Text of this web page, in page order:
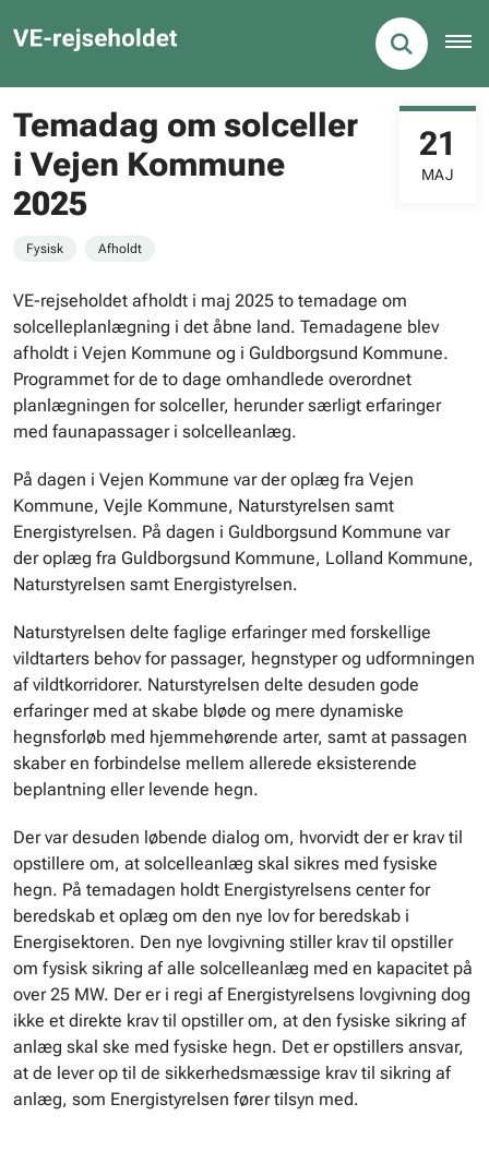
Temadag om solceller
i Vejen Kommune
2025
21
MAJ
Fysisk Afholdt
VE-rejseholdet afholdt i maj 2025 to temadage om
solcelleplanlægning i det åbne land. Temadagene blev
afholdt i Vejen Kommune og i Guldborgsund Kommune.
Programmet for de to dage omhandlede overordnet
planlægningen for solceller, herunder særligt erfaringer
med faunapassager i solcelleanlæg.
På dagen i Vejen Kommune var der oplæg fra Vejen
Kommune, Vejle Kommune, Naturstyrelsen samt
Energistyrelsen. På dagen i Guldborgsund Kommune var
der oplæg fra Guldborgsund Kommune, Lolland Kommune,
Naturstyrelsen samt Energistyrelsen.
Naturstyrelsen delte faglige erfaringer med forskellige
vildtarters behov for passager, hegnstyper og udformningen
af vildtkorridorer. Naturstyrelsen delte desuden gode
erfaringer med at skabe bløde og mere dynamiske
hegnsforløb med hjemmehørende arter, samt at passagen
skaber en forbindelse mellem allerede eksisterende
beplantning eller levende hegn.
Der var desuden løbende dialog om, hvorvidt der er krav til
opstillere om, at solcelleanlæg skal sikres med fysiske
hegn. På temadagen holdt Energistyrelsens center for
beredskab et oplæg om den nye lov for beredskab i
Energisektoren. Den nye lovgivning stiller krav til opstiller
om fysisk sikring af alle solcelleanlæg med en kapacitet på
over 25 MW. Der er i regi af Energistyrelsens lovgivning dog
ikke et direkte krav til opstiller om, at den fysiske sikring af
anlæg skal ske med fysiske hegn. Det er opstillers ansvar,
at de lever op til de sikkerhedsmæssige krav til sikring af
anlæg, som Energistyrelsen fører tilsyn med.